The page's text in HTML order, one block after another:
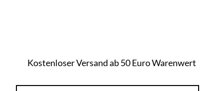
Kostenloser Versand ab 50 Euro Warenwert